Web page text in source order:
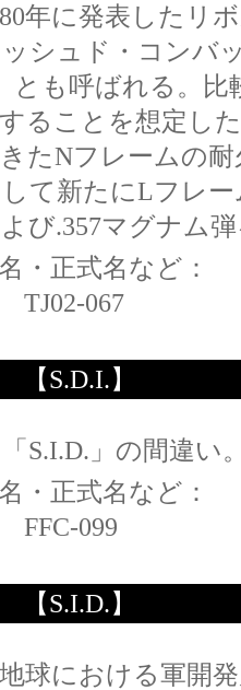
年に発表したリ
シュド・コンバ
とも呼ばれる。
ることを想定し
たNフレームの
て新たにLフレ
び.357マグナム
・正式名など：
TJ02-067
【S.D.I.】
S.I.D.」の間違い
・正式名など：
FFC-099
【S.I.D.】
球における軍開